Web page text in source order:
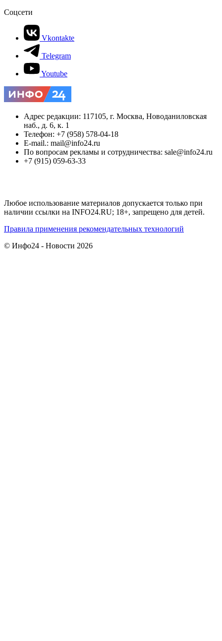
Соцсети
Vkontakte
Telegram
Youtube
Адрес редакции: 117105, г. Москва, Новоданиловская
наб., д. 6, к. 1
Телефон: +7 (958) 578-04-18
E-mail.: mail@info24.ru
По вопросам рекламы и сотрудничества: sale@info24.ru
+7 (915) 059-63-33
Любое использование материалов допускается только при
наличии ссылки на INFO24.RU; 18+, запрещено для детей.
Правила применения рекомендательных технологий
© Инфо24 - Новости 2026